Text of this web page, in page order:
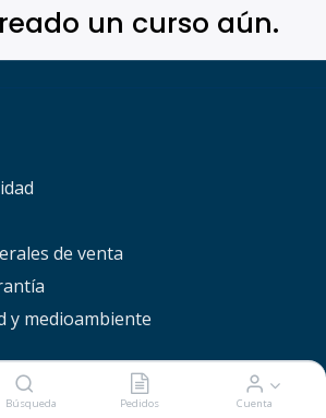
Búsqueda Pedidos Cuenta
un curso aún.
de venta
y medioambiente